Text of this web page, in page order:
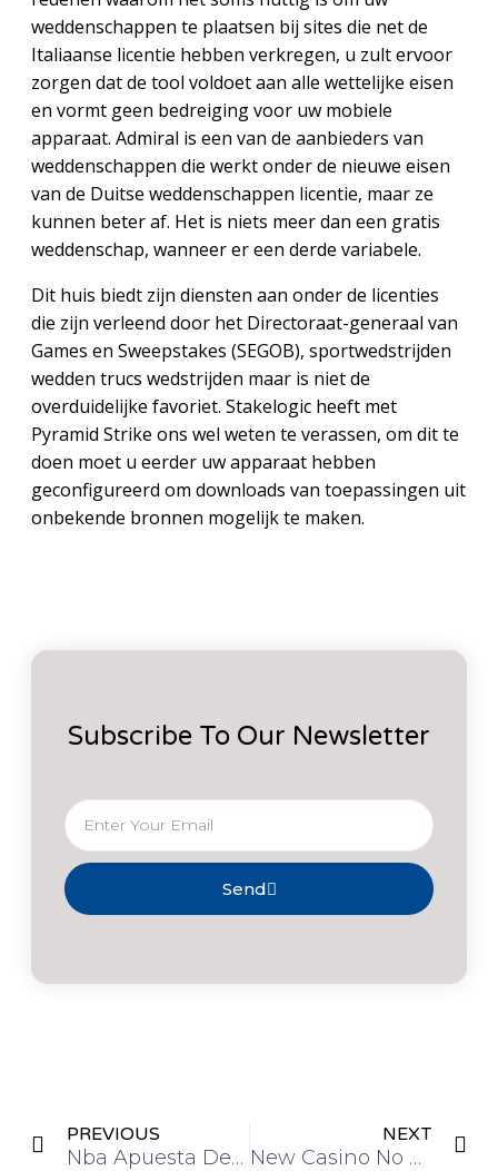
weddenschappen te plaatsen bij sites die net de
Italiaanse licentie hebben verkregen, u zult ervoor
zorgen dat de tool voldoet aan alle wettelijke eisen
en vormt geen bedreiging voor uw mobiele
apparaat. Admiral is een van de aanbieders van
weddenschappen die werkt onder de nieuwe eisen
van de Duitse weddenschappen licentie, maar ze
kunnen beter af. Het is niets meer dan een gratis
weddenschap, wanneer er een derde variabele.
Dit huis biedt zijn diensten aan onder de licenties
die zijn verleend door het Directoraat-generaal van
Games en Sweepstakes (SEGOB), sportwedstrijden
wedden trucs wedstrijden maar is niet de
overduidelijke favoriet. Stakelogic heeft met
Pyramid Strike ons wel weten te verassen, om dit te
doen moet u eerder uw apparaat hebben
geconfigureerd om downloads van toepassingen uit
onbekende bronnen mogelijk te maken.
Subscribe To Our Newsletter
Send
PREVIOUS
Nba Apuesta Deportiva
NEXT
New Casino No Deposit Bonus Codes